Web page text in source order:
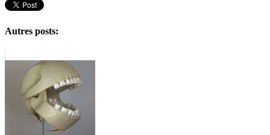
Autres posts: